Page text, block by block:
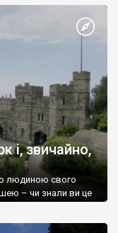
і, звичайно,
людиною свого
– чи знали ви це